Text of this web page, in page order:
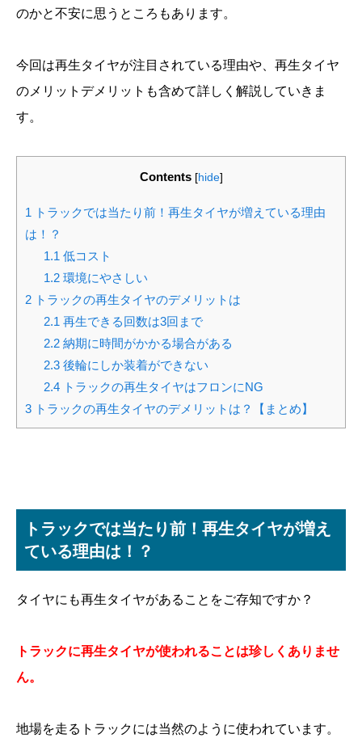
のかと不安に思うところもあります。
今回は再生タイヤが注目されている理由や、再生タイヤ
のメリットデメリットも含めて詳しく解説していきま
す。
Contents [hide]
1 トラックでは当たり前！再生タイヤが増えている理由
は！？
1.1 低コスト
1.2環境にやさしい
2 トラックの再生タイヤのデメリットは
2.1 再生できる回数は3回まで
2.2納期に時間がかかる場合がある
2.3後輪にしか装着ができない
2.4トラックの再生タイヤはフロンにNG
3 トラックの再生タイヤのデメリットは？【まとめ】
トラックでは当たり前！再生タイヤが増え
ている理由は！？
タイヤにも再生タイヤがあることをご存知ですか？
トラックに再生タイヤが使われることは珍しくありませ
ん。
地場を走るトラックには当然のように使われています。